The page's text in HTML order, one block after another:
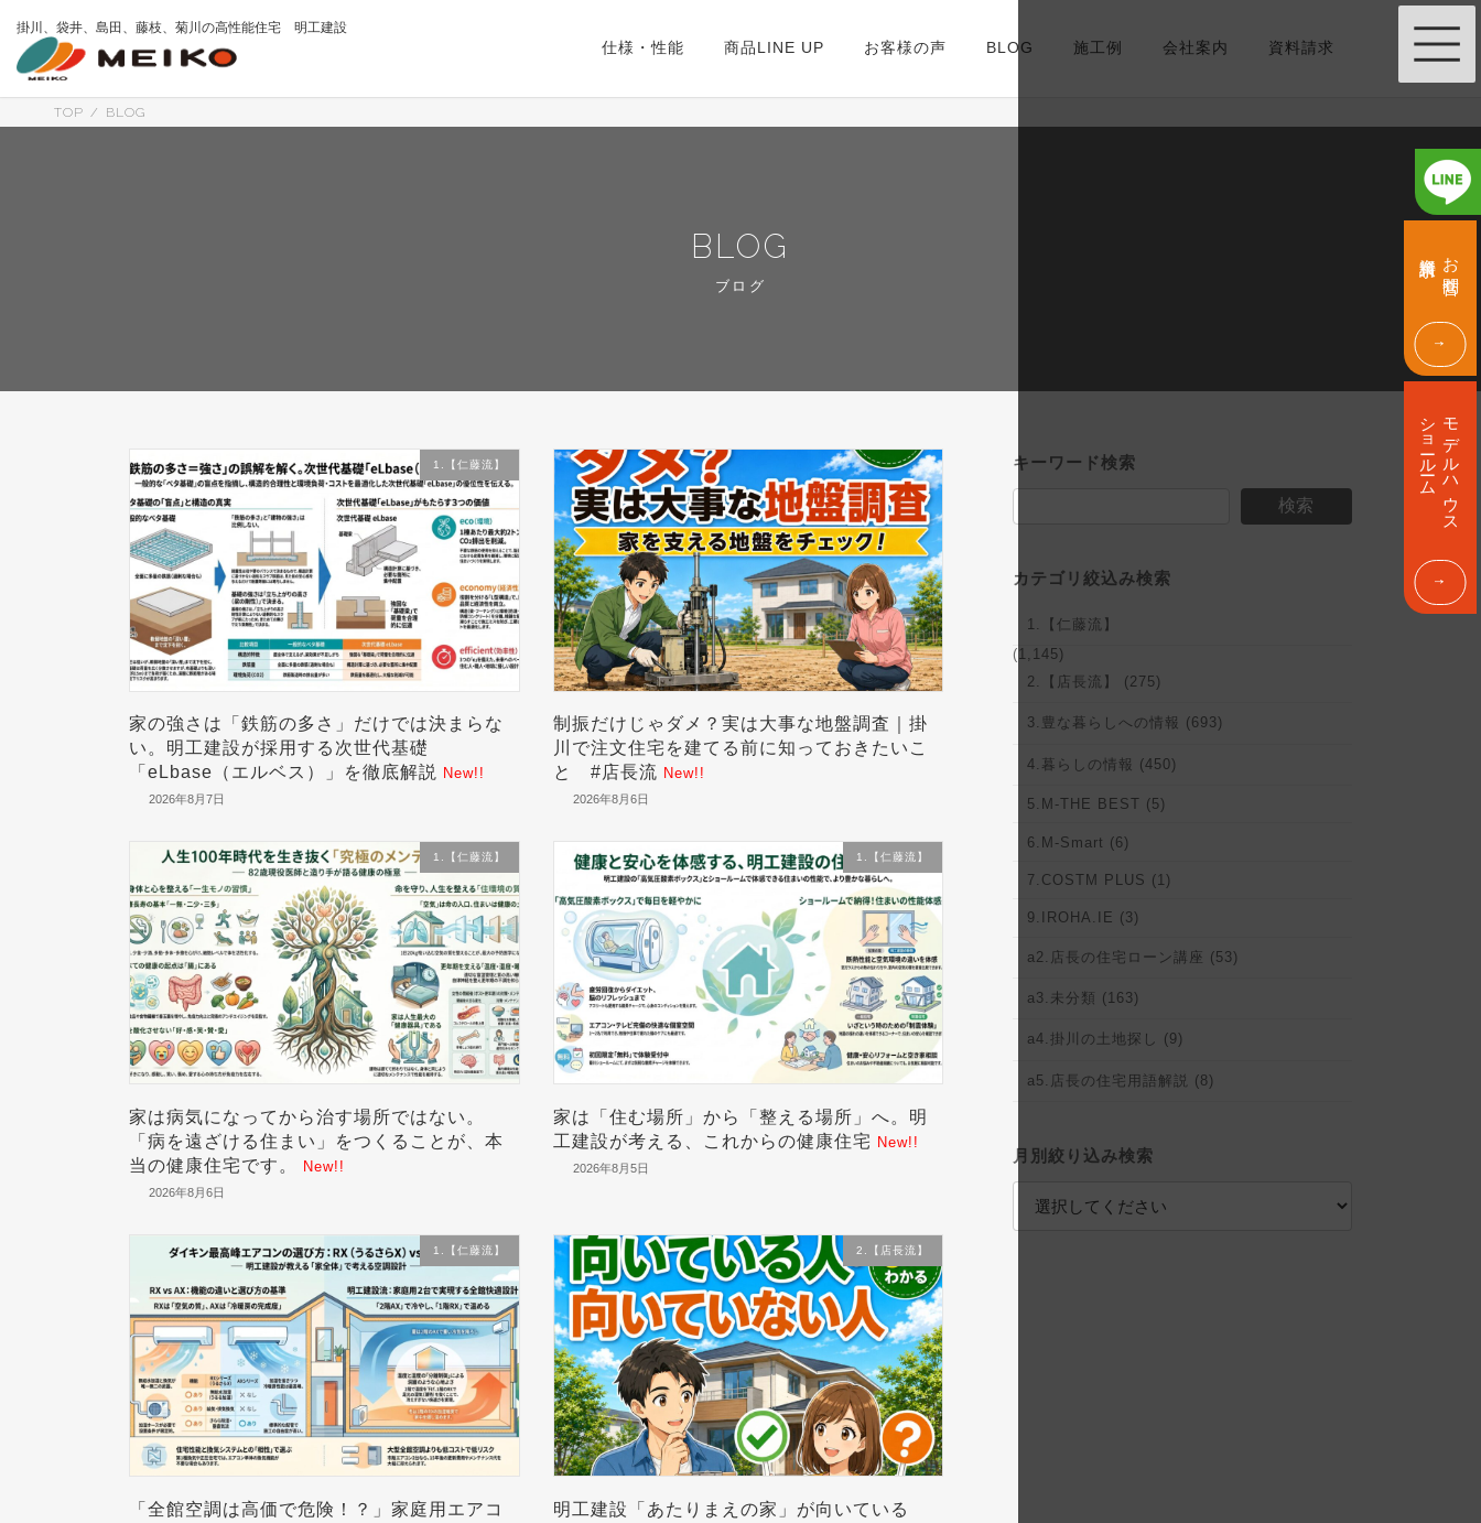
掛川、袋井、島田、藤枝、菊川の高性能住宅 明工建設
仕様・性能 商品LINE UP お客様の声 BLOG 施工例 会社案内 資料請求
TOP BLOG
BLOG
ブログ
1.【仁藤流】
家の強さは「鉄筋の多さ」だけでは決まらな
い。明工建設が採用する次世代基礎
「eLbase（エルベス）」を徹底解説
New!!
2026年8月7日
制振だけじゃダメ？実は大事な地盤調査｜掛
川で注文住宅を建てる前に知っておきたいこ
と #店長流 New!!
2026年8月6日
1.【仁藤流】
家は病気になってから治す場所ではない。
「病を遠ざける住まい」をつくることが、本
当の健康住宅です。
New!!
2026年8月6日
1.【仁藤流】
家は「住む場所」から「整える場所」へ。明
工建設が考える、これからの健康住宅 New!!
2026年8月5日
1.【仁藤流】
「全館空調は高価で危険！？」家庭用エアコ
2.【店長流】
明工建設「あたりまえの家」が向いている
キーワード検索
検索
カテゴリ絞込み検索
1.【仁藤流】
(1,145)
2.【店長流】 (275)
3.豊な暮らしへの情報 (693)
4.暮らしの情報 (450)
5.M-THE BEST (5)
6.M-Smart (6)
7.COSTM PLUS (1)
9.IROHA.IE (3)
a2.店長の住宅ローン講座 (53)
a3.未分類 (163)
a4.掛川の土地探し (9)
a5.店長の住宅用語解説 (8)
月別絞り込み検索
お問合せ
モデルハウス
ショールーム
グ